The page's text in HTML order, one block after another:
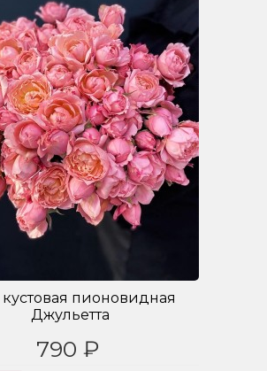
кустовая пионовидная
Джульетта
790 ₽